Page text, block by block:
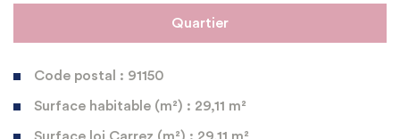
Quartier
Code postal : 91150
Surface habitable (m²) : 29,11 m²